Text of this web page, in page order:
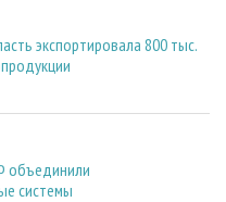
экспортировала 800 тыс.
объединили
системы